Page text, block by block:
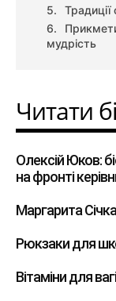
мудрість
Читати
Олексій Юков:
на фронті
Маргарита
Рюкзаки для
Вітаміни для